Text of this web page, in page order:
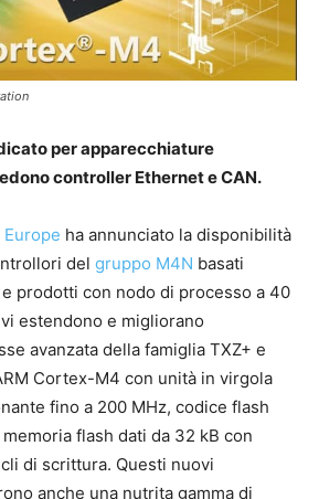
per apparecchiature
controller Ethernet e CAN.
ha annunciato la disponibilità
del gruppo M4N basati
prodotti con nodo di processo a 40
estendono e migliorano
avanzata della famiglia TXZ+ e
Cortex-M4 con unità in virgola
fino a 200 MHz, codice flash
flash dati da 32 kB con
di scrittura. Questi nuovi
anche una nutrita gamma di